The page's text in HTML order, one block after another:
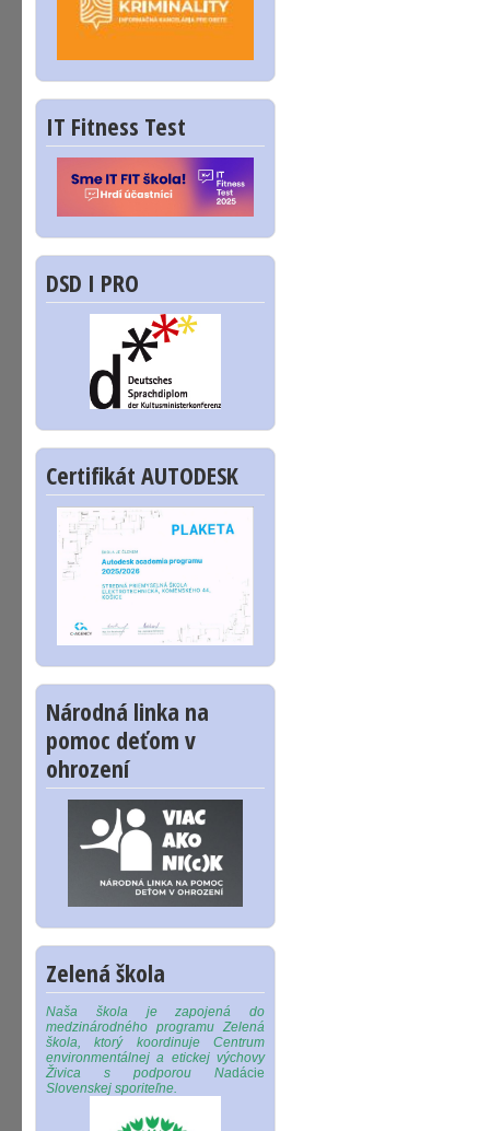
IT Fitness Test
DSD I PRO
Certifikát AUTODESK
Národná linka na
pomoc deťom v
ohrození
Zelená škola
Naša škola je zapojená do
medzinárodného programu Zelená
škola, ktorý koordinuje Centrum
environmentálnej a etickej výchovy
Živica s podporou Nadácie
Slovenskej sporiteľne.